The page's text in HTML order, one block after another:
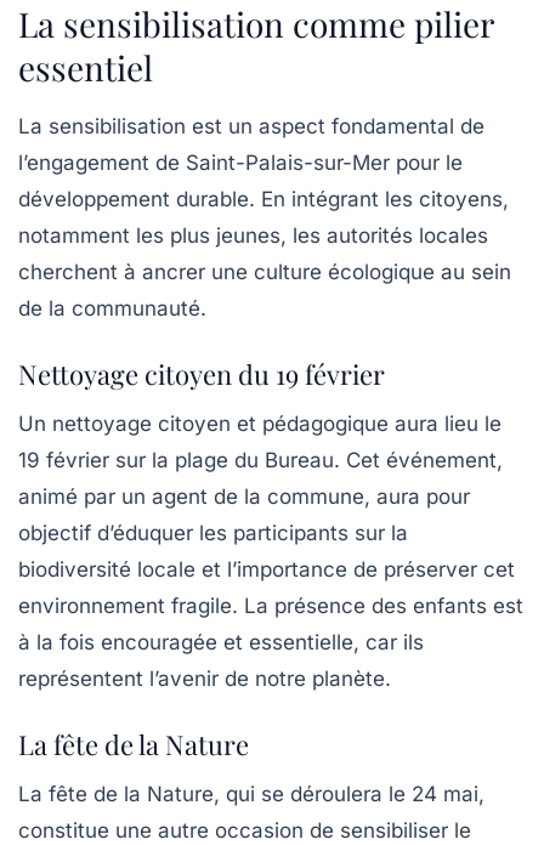
La sensibilisation comme pilier
essentiel
La sensibilisation est un aspect fondamental de
l’engagement de Saint-Palais-sur-Mer pour le
développement durable. En intégrant les citoyens,
notamment les plus jeunes, les autorités locales
cherchent à ancrer une culture écologique au sein
de la communauté.
Nettoyage citoyen du 19 février
Un nettoyage citoyen et pédagogique aura lieu le
19 février sur la plage du Bureau. Cet événement,
animé par un agent de la commune, aura pour
objectif d’éduquer les participants sur la
biodiversité locale et l’importance de préserver cet
environnement fragile. La présence des enfants est
à la fois encouragée et essentielle, car ils
représentent l’avenir de notre planète.
La fête de la Nature
La fête de la Nature, qui se déroulera le 24 mai,
constitue une autre occasion de sensibiliser le